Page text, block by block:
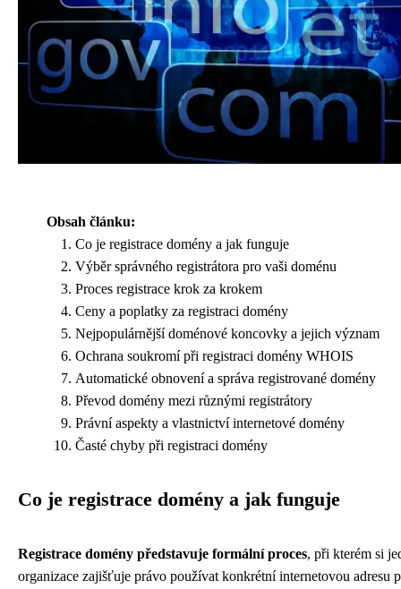
Obsah článku:
Co je registrace domény a jak funguje
Výběr správného registrátora pro vaši doménu
Proces registrace krok za krokem
Ceny a poplatky za registraci domény
Nejpopulárnější doménové koncovky a jejich význam
Ochrana soukromí při registraci domény WHOIS
Automatické obnovení a správa registrované domény
Převod domény mezi různými registrátory
Právní aspekty a vlastnictví internetové domény
Časté chyby při registraci domény
Co je registrace domény a jak funguje
Registrace domény představuje formální proces, při kterém si
organizace zajišťuje právo používat konkrétní internetovou adresu